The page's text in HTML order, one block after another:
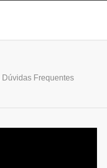
Dúvidas Frequentes